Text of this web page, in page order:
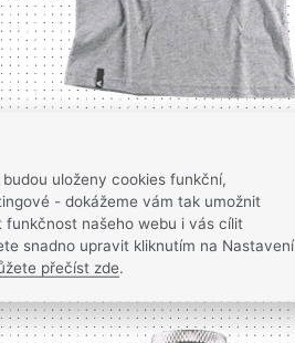
Dětské tričko| Beaver
uloženy cookies funkční,
- dokážeme vám tak umožnit
funkčnost našeho webu i vás cílit
snadno upravit kliknutím na Nastavení
přečíst zde.